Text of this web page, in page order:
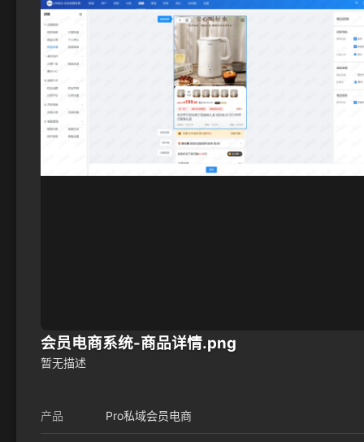
会员电商系统-商品详情.png
暂无描述
产品 Pro私域会员电商